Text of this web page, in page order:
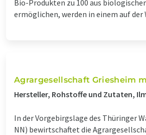
Bio-Produkten zu 100 aus
ermöglichen, werden in einem auf der
Agrargesellschaft Griesheim
Hersteller, Rohstoffe und Zutaten,
In der Vorgebirgslage des Thüringer
NN) bewirtschaftet die